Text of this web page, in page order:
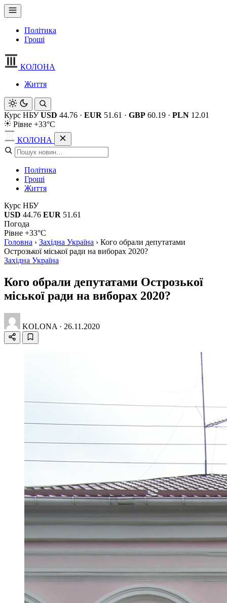
Політика
Гроші
КОЛОНА
Життя
Курс НБУ USD 44.76 · EUR 51.61 · GBP 60.19 · PLN 12.01
Рівне +33°C
КОЛОНА
Політика
Гроші
Життя
Курс НБУ
USD 44.76 EUR 51.61
Погода
Рівне +33°C
Головна › Західна Україна › Кого обрали депутатами
Острозької міської ради на виборах 2020?
Західна Україна
Кого обрали депутатами Острозької
міської ради на виборах 2020?
KOLONA · 26.11.2020